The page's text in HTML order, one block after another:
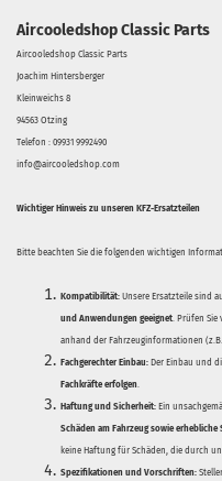
Aircooledshop Classic Parts
Aircooledshop Classic Parts
Joachim Hintersberger
Kleinweichs 8
94563 Otzing
Telefon : 09931 9992490
info@aircooledshop.com
Wichtiger Hinweis zu unseren KFZ-Ersatzteilen
Bitte beachten Sie die folgenden wichtigen
Kompatibilität: Unsere Ersatzteile sind
und Anwendungen geeignet. Prüfen Sie
anhand der Fahrzeuginformationen
Fachgerechter Einbau: Der Einbau und
Fachkräfte erfolgen.
Haftung und Sicherheit: Ein
Schäden am Fahrzeug sowie erhebliche
keine Haftung für Schäden, die durch
Spezifikationen und Vorschriften: